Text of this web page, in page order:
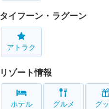
タイフーン・ラグーン
アトラク
リゾート情報
ホテル グルメ グ